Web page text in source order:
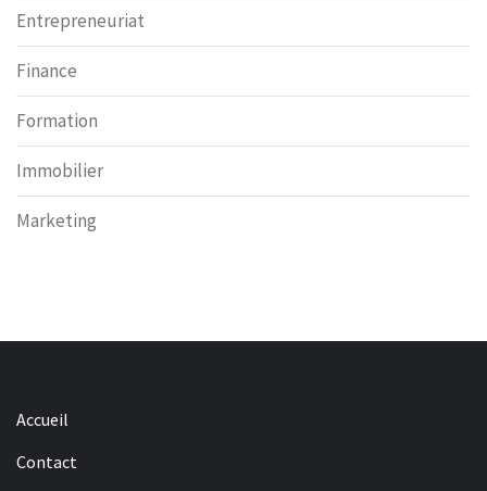
Entrepreneuriat
Finance
Formation
Immobilier
Marketing
Accueil
Contact